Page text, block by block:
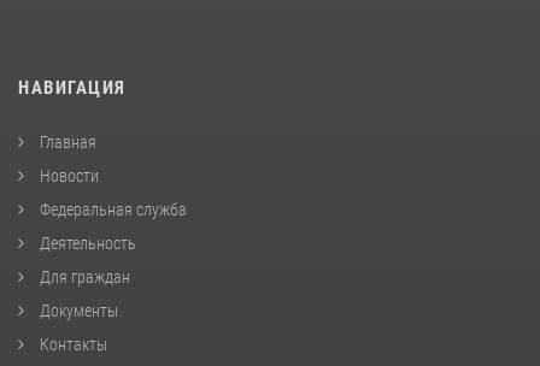
НАВИГАЦИЯ
Главная
Новости
Федеральная служба
Деятельность
Для граждан
Документы
Контакты